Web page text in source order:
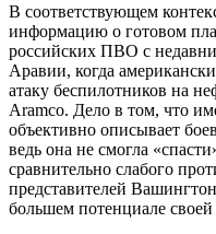
В соответствующем
информацию о готовом
российских ПВО с
Аравии, когда
атаку беспилотников на
Aramco. Дело в том, что
объективно описывает
ведь она не смогла
сравнительно слабого
представителей
большем потенциале